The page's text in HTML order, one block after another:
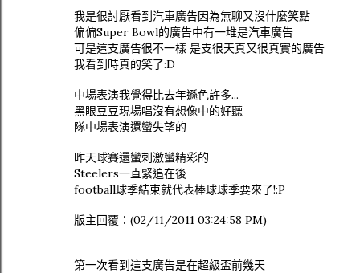
我是很討厭看到汽車廣告因為無聊又沒什麼笑點
偏偏Super Bowl的廣告中有一堆是汽車廣告
可是這支廣告很不一樣 是支很天真又很真實的廣告
我看到時真的笑了:D
中場表演我覺得比去年遜色許多...
黑眼豆豆現場唱沒有想像中的好聽
隊中場表演還蠻失望的
昨天球賽還蠻刺激蠻精彩的
Steelers一直緊追在後
football球季結束就代表棒球球季要來了!:P
版主回覆：(02/11/2011 03:24:58 PM)
第一次看到這支廣告是在超級盃前幾天